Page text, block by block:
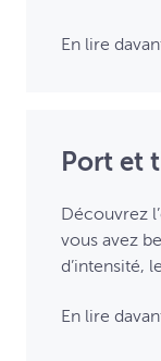
En lire
Port et
Découvrez
vous avez
d’intensité,
En lire